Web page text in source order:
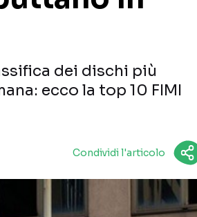
dei dischi più
ecco la top 10 FIMI
Condividi l'articolo